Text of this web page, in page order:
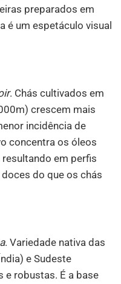
preparados em
é um espetáculo visual
. Chás cultivados em
crescem mais
incidência de
concentra os óleos
em perfis
do que os chás
. Variedade nativa das
e Sudeste
e robustas. É a base